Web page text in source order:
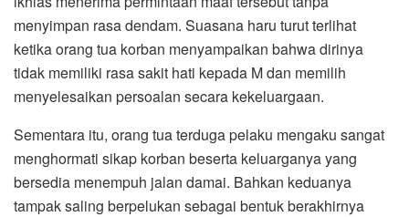
menyimpan rasa dendam. Suasana haru turut terlihat
ketika orang tua korban menyampaikan bahwa dirinya
tidak memiliki rasa sakit hati kepada M dan memilih
menyelesaikan persoalan secara kekeluargaan.
Sementara itu, orang tua terduga pelaku mengaku sangat
menghormati sikap korban beserta keluarganya yang
bersedia menempuh jalan damai. Bahkan keduanya
tampak saling berpelukan sebagai bentuk berakhirnya